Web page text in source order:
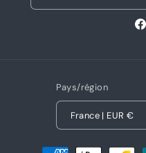
Pays/région
France | EUR €
Moyens